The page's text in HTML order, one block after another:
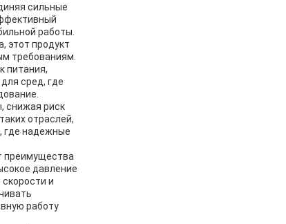
сильные
работы.
этот продукт
требованиям.
питания,
сред, где
снижая риск
отраслей,
где надежные
преимущества
давление
и
работу